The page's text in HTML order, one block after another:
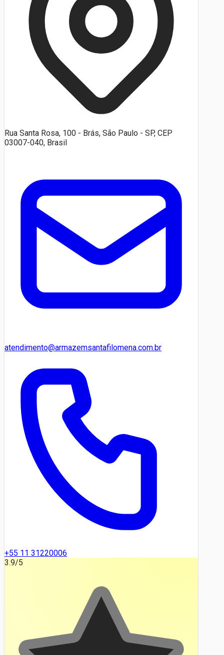
Rua Santa Rosa, 100 - Brás, São Paulo - SP, CEP
03007-040, Brasil
atendimento@armazemsantafilomena.com.br
+55 11 31220006
3.9/5